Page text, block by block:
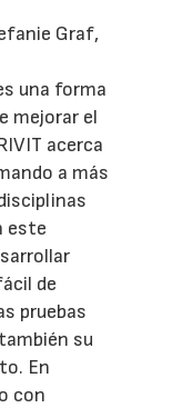
Graf,
una forma
mejorar el
acerca
a más
este
de
pruebas
su
En
con